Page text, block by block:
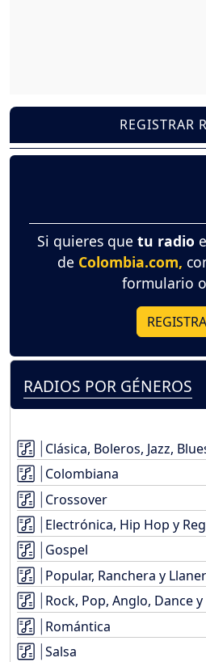
REGISTRAR
Si quieres que tu radio
de Colombia.com,
formulario
RADIOS POR GÉNEROS
Clásica, Boleros, Jazz,
Colombiana
Crossover
Electrónica, Hip Hop y
Gospel
Popular, Ranchera y
Rock, Pop, Anglo, Dance
Romántica
Salsa